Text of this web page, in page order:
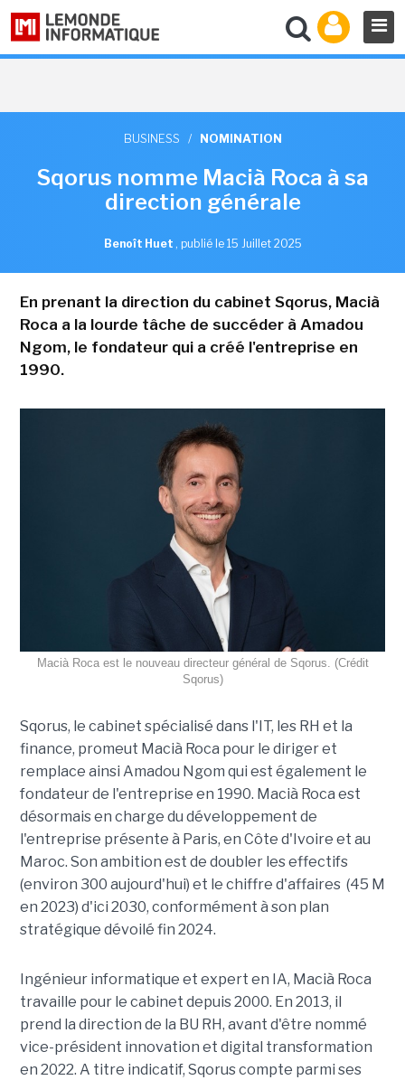
BUSINESS / NOMINATION
Sqorus nomme Macià Roca à sa
direction générale
Benoît Huet , publié le 15 Juillet 2025
En prenant la direction du cabinet Sqorus, Macià
Roca a la lourde tâche de succéder à Amadou
Ngom, le fondateur qui a créé l'entreprise en
1990.
Macià Roca est le nouveau directeur général de Sqorus. (Crédit
Sqorus)
Sqorus, le cabinet spécialisé dans l'IT, les RH et la
finance, promeut Macià Roca pour le diriger et
remplace ainsi Amadou Ngom qui est également le
fondateur de l'entreprise en 1990. Macià Roca est
désormais en charge du développement de
l'entreprise présente à Paris, en Côte d'Ivoire et au
Maroc. Son ambition est de doubler les effectifs
(environ 300 aujourd'hui) et le chiffre d'affaires (45 M
en 2023) d'ici 2030, conformément à son plan
stratégique dévoilé fin 2024.
Ingénieur informatique et expert en IA, Macià Roca
travaille pour le cabinet depuis 2000. En 2013, il
prend la direction de la BU RH, avant d'être nommé
vice-président innovation et digital transformation
en 2022. A titre indicatif, Sqorus compte parmi ses